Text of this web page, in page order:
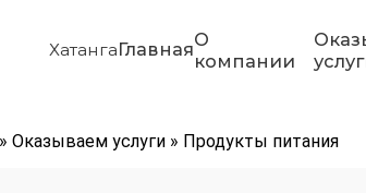
ХатангаГлавнаяО
компании
» Оказываем услуги » Продукты питания